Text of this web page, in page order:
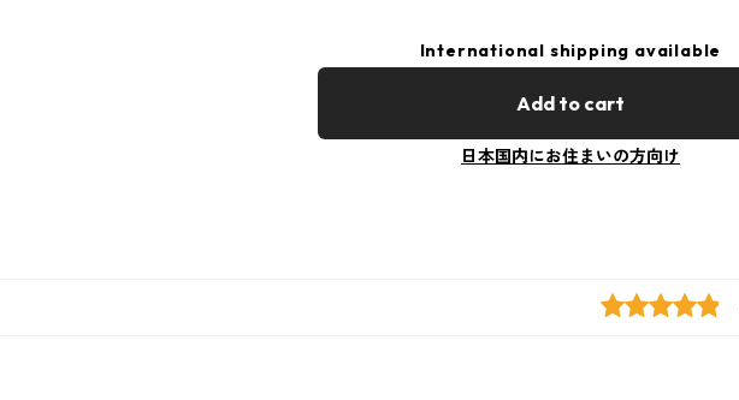
International shipping available
Add to cart
日本国内にお住まいの方向け